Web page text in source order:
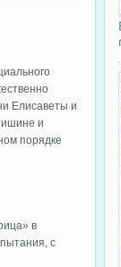
Елисаветы и
и
порядке
в
с